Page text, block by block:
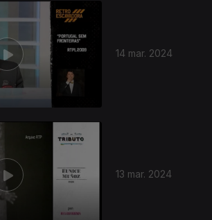
14 mar. 2024
13 mar. 2024